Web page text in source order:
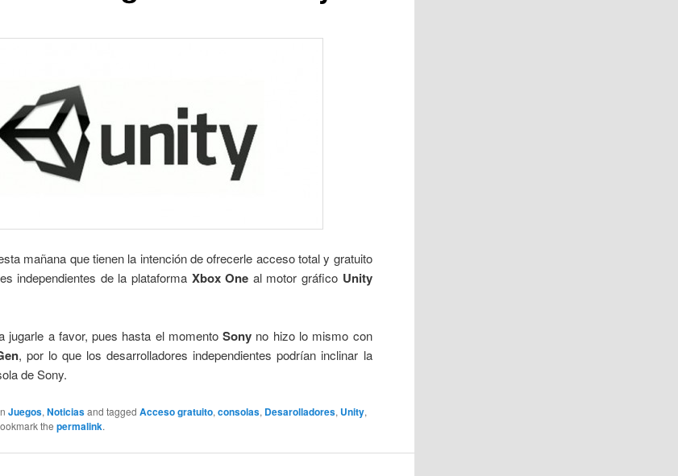
mañana que tienen la intención de ofrecerle acceso total y gratuito
independientes de la plataforma Xbox One al motor gráfico Unity
jugarle a favor, pues hasta el momentoSony no hizo lo mismo con
, por lo que los desarrolladores independientes podrían inclinar la
de Sony.
Juegos,Noticiasand taggedAcceso gratuito,consolas, Desarolladores, Unity,
thepermalink.